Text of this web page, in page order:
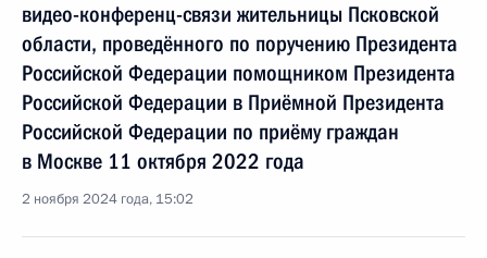
видео-конференц-связи жительницы Псковской
области, проведённого по поручению Президента
Российской Федерации помощником Президента
Российской Федерации в Приёмной Президента
Российской Федерации по приёму граждан
в Москве 11 октября 2022 года
2 ноября 2024 года, 15:02